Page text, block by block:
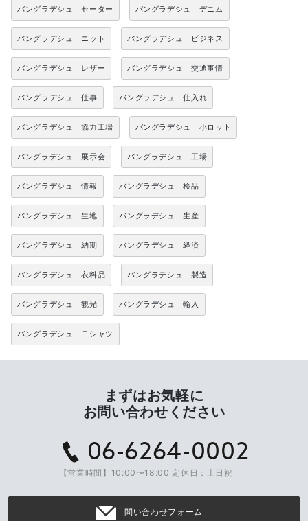
バングラデシュ セーター バングラデシュ デニム
バングラデシュ ニット バングラデシュ ビジネス
バングラデシュ レザー バングラデシュ 交通事情
バングラデシュ 仕事 バングラデシュ 仕入れ
バングラデシュ 協力工場 バングラデシュ 小ロット
バングラデシュ 展示会 バングラデシュ 工場
バングラデシュ 情報 バングラデシュ 検品
バングラデシュ 生地 バングラデシュ 生産
バングラデシュ 納期 バングラデシュ 経済
バングラデシュ 衣料品 バングラデシュ 製造
バングラデシュ 観光 バングラデシュ 輸入
バングラデシュ Ｔシャツ
まずはお気軽に
お問い合わせください
06-6264-0002
【営業時間】10:00〜18:00 定休日：土日祝
問い合わせフォーム